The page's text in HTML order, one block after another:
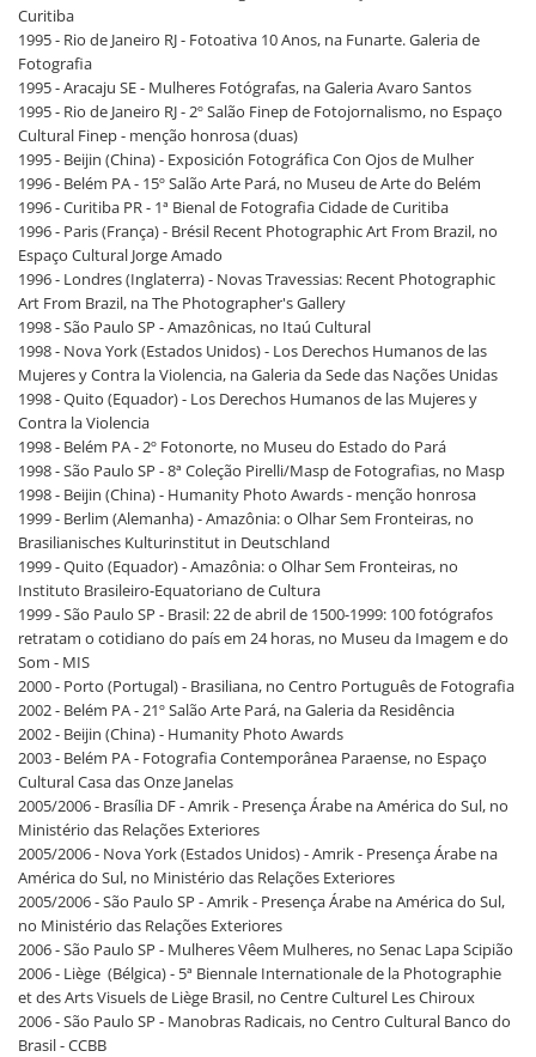
Curitiba
1995 - Rio de Janeiro RJ - Fotoativa 10 Anos, na Funarte. Galeria de
Fotografia
1995 - Aracaju SE - Mulheres Fotógrafas, na Galeria Avaro Santos
1995 - Rio de Janeiro RJ - 2º Salão Finep de Fotojornalismo, no Espaço
Cultural Finep - menção honrosa (duas)
1995 - Beijin (China) - Exposición Fotográfica Con Ojos de Mulher
1996 - Belém PA - 15º Salão Arte Pará, no Museu de Arte do Belém
1996 - Curitiba PR - 1ª Bienal de Fotografia Cidade de Curitiba
1996 - Paris (França) - Brésil Recent Photographic Art From Brazil, no
Espaço Cultural Jorge Amado
1996 - Londres (Inglaterra) - Novas Travessias: Recent Photographic
Art From Brazil, na The Photographer's Gallery
1998 - São Paulo SP - Amazônicas, no Itaú Cultural
1998 - Nova York (Estados Unidos) - Los Derechos Humanos de las
Mujeres y Contra la Violencia, na Galeria da Sede das Nações Unidas
1998 - Quito (Equador) - Los Derechos Humanos de las Mujeres y
Contra la Violencia
1998 - Belém PA - 2º Fotonorte, no Museu do Estado do Pará
1998 - São Paulo SP - 8ª Coleção Pirelli/Masp de Fotografias, no Masp
1998 - Beijin (China) - Humanity Photo Awards - menção honrosa
1999 - Berlim (Alemanha) - Amazônia: o Olhar Sem Fronteiras, no
Brasilianisches Kulturinstitut in Deutschland
1999 - Quito (Equador) - Amazônia: o Olhar Sem Fronteiras, no
Instituto Brasileiro-Equatoriano de Cultura
1999 - São Paulo SP - Brasil: 22 de abril de 1500-1999: 100 fotógrafos
retratam o cotidiano do país em 24 horas, no Museu da Imagem e do
Som - MIS
2000 - Porto (Portugal) - Brasiliana, no Centro Português de Fotografia
2002 - Belém PA - 21º Salão Arte Pará, na Galeria da Residência
2002 - Beijin (China) - Humanity Photo Awards
2003 - Belém PA - Fotografia Contemporânea Paraense, no Espaço
Cultural Casa das Onze Janelas
2005/2006 - Brasília DF - Amrik - Presença Árabe na América do Sul, no
Ministério das Relações Exteriores
2005/2006 - Nova York (Estados Unidos) - Amrik - Presença Árabe na
América do Sul, no Ministério das Relações Exteriores
2005/2006 - São Paulo SP - Amrik - Presença Árabe na América do Sul,
no Ministério das Relações Exteriores
2006 - São Paulo SP - Mulheres Vêem Mulheres, no Senac Lapa Scipião
2006 - Liège (Bélgica) - 5ª Biennale Internationale de la Photographie
et des Arts Visuels de Liège Brasil, no Centre Culturel Les Chiroux
2006 - São Paulo SP - Manobras Radicais, no Centro Cultural Banco do
Brasil - CCBB